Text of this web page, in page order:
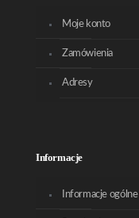
Moje konto
Zamówienia
Adresy
Informacje
Informacje ogólne